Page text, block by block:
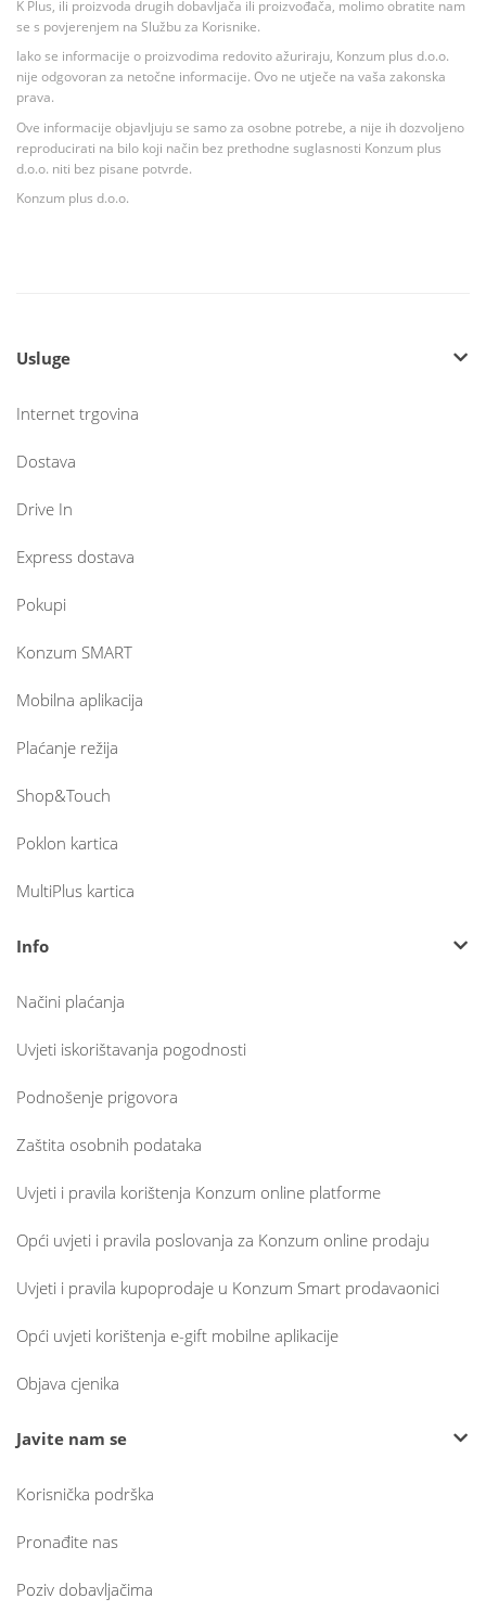
K Plus, ili proizvoda drugih dobavljača ili proizvođača, molimo obratite nam
se s povjerenjem na Službu za Korisnike.
Iako se informacije o proizvodima redovito ažuriraju, Konzum plus d.o.o.
nije odgovoran za netočne informacije. Ovo ne utječe na vaša zakonska
prava.
Ove informacije objavljuju se samo za osobne potrebe, a nije ih dozvoljeno
reproducirati na bilo koji način bez prethodne suglasnosti Konzum plus
d.o.o. niti bez pisane potvrde.
Konzum plus d.o.o.
Usluge
Internet trgovina
Dostava
Drive In
Express dostava
Pokupi
Konzum SMART
Mobilna aplikacija
Plaćanje režija
Shop&Touch
Poklon kartica
MultiPlus kartica
Info
Načini plaćanja
Uvjeti iskorištavanja pogodnosti
Podnošenje prigovora
Zaštita osobnih podataka
Uvjeti i pravila korištenja Konzum online platforme
Opći uvjeti i pravila poslovanja za Konzum online prodaju
Uvjeti i pravila kupoprodaje u Konzum Smart prodavaonici
Opći uvjeti korištenja e-gift mobilne aplikacije
Objava cjenika
Javite nam se
Korisnička podrška
Pronađite nas
Poziv dobavljačima